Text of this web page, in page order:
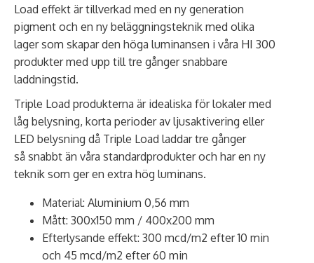
Load effekt är tillverkad med en ny generation
pigment och en ny beläggningsteknik med olika
lager som skapar den höga luminansen i våra HI 300
produkter med upp till tre gånger snabbare
laddningstid.
Triple Load produkterna är idealiska för lokaler med
låg belysning, korta perioder av ljusaktivering eller
LED belysning då Triple Load laddar tre gånger
så snabbt än våra standardprodukter och har en ny
teknik som ger en extra hög luminans.
Material: Aluminium 0,56 mm
Mått: 300x150 mm / 400x200 mm
Efterlysande effekt: 300 mcd/m2 efter 10 min
och 45 mcd/m2 efter 60 min